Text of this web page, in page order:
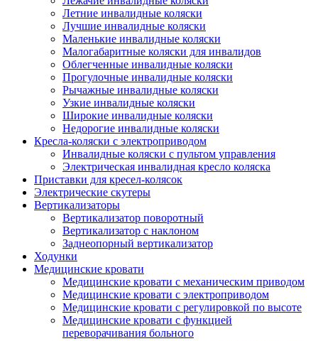
Летние инвалидные коляски
Лучшие инвалидные коляски
Маленькие инвалидные коляски
Малогабаритные коляски для инвалидов
Облегченные инвалидные коляски
Прогулочные инвалидные коляски
Рычажные инвалидные коляски
Узкие инвалидные коляски
Широкие инвалидные коляски
Недорогие инвалидные коляски
Кресла-коляски с электроприводом
Инвалидные коляски с пультом управления
Электрическая инвалидная кресло коляска
Приставки для кресел-колясок
Электрические скутеры
Вертикализаторы
Вертикализатор поворотный
Вертикализатор с наклоном
Заднеопорный вертикализатор
Ходунки
Медицинские кровати
Медицинские кровати с механическим приводом
Медицинские кровати с электроприводом
Медицинские кровати с регулировкой по высоте
Медицинские кровати с функцией
переворачивания больного